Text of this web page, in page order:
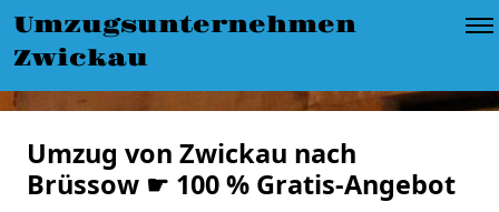
Umzugsunternehmen
Zwickau
Umzug von Zwickau nach
Brüssow ☛ 100 % Gratis-Angebot